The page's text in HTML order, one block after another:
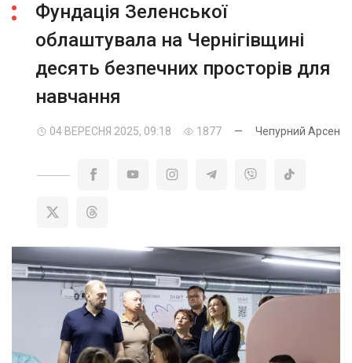
Фундація Зеленської
облаштувала на Чернігівщині
десять безпечних просторів для
навчання
04 ВЕРЕСНЯ 2025, 09:18 1877 — Чепурний Арсен